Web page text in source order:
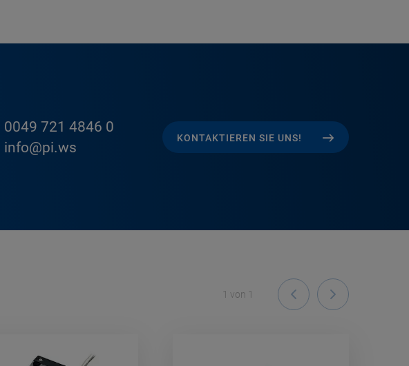
0049 721 4846 0
info@pi.ws
KONTAKTIEREN SIE UNS!
1 von 1